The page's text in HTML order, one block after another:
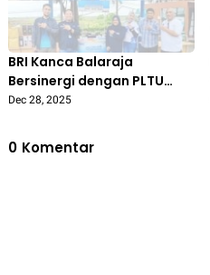
BRI Kanca Balaraja
Bersinergi dengan PLTU
Lontar Gelar Jalan Sehat
Nasional
Dec 28, 2025
0 Komentar